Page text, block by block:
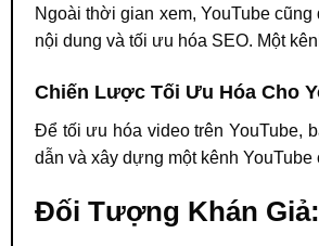
Ngoài thời gian xem, YouTube
nội dung và tối ưu hóa SEO. Một
Chiến Lược Tối Ưu Hóa Cho
Để tối ưu hóa video trên YouTube,
dẫn và xây dựng một kênh
Đối Tượng Khán